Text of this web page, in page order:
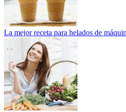
La mejor receta para helados de